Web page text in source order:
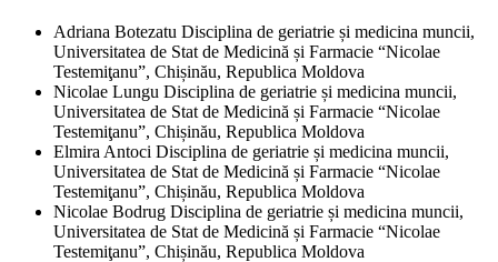
Adriana Botezatu Disciplina de geriatrie și medicina muncii,
Universitatea de Stat de Medicină și Farmacie “Nicolae
Testemiţanu”, Chișinău, Republica Moldova
Nicolae Lungu Disciplina de geriatrie și medicina muncii,
Universitatea de Stat de Medicină și Farmacie “Nicolae
Testemiţanu”, Chișinău, Republica Moldova
Elmira Antoci Disciplina de geriatrie și medicina muncii,
Universitatea de Stat de Medicină și Farmacie “Nicolae
Testemiţanu”, Chișinău, Republica Moldova
Nicolae Bodrug Disciplina de geriatrie și medicina muncii,
Universitatea de Stat de Medicină și Farmacie “Nicolae
Testemiţanu”, Chișinău, Republica Moldova